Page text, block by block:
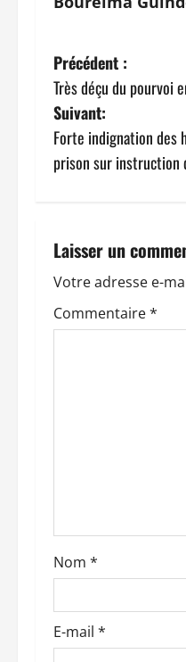
N
a
v
i
a
t
i
r
t
i
Précédent :
Très déçu du pourvoi
Suivant:
Forte indignation des
prison sur instruction
Laisser un
Votre adresse e-
Commentaire*
Nom *
E-mail *